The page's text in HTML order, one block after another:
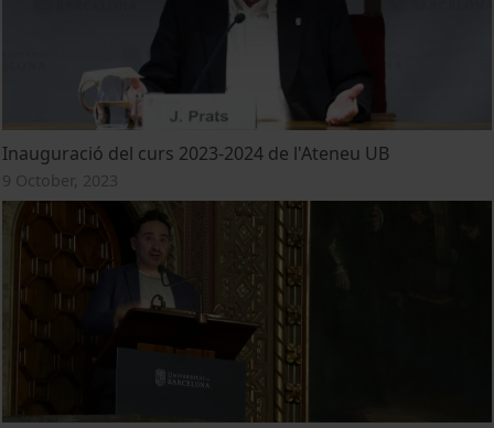
Inauguració del curs 2023-2024 de l'Ateneu UB
9 October, 2023